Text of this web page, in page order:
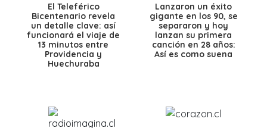
El Teleférico
Bicentenario revela
un detalle clave: así
funcionará el viaje de
13 minutos entre
Providencia y
Huechuraba
Lanzaron un éxito
gigante en los 90, se
separaron y hoy
lanzan su primera
canción en 28 años:
Así es como suena